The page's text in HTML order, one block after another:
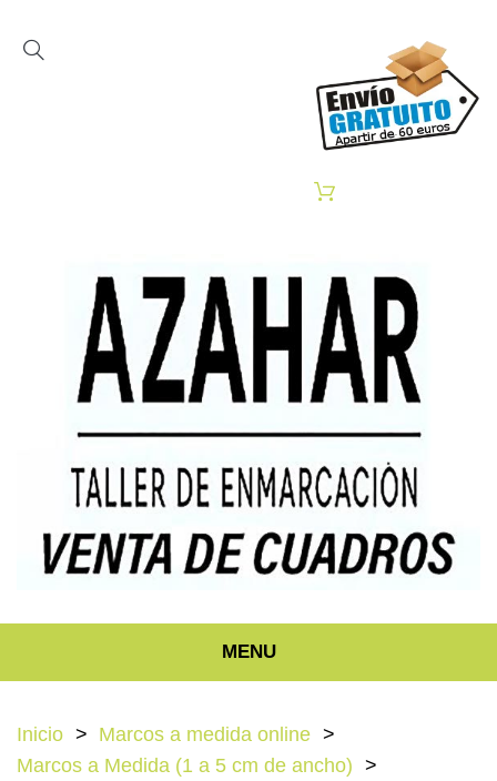
MENU
Inicio
Marcos a medida online
Marcos a Medida (1 a 5 cm de ancho)